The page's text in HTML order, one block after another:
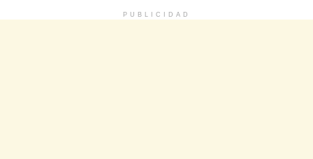
PUBLICIDAD